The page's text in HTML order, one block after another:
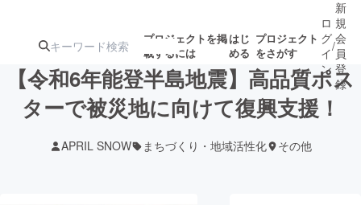
プロジェクトを掲
載するには
はじ
める
プロジェクト
をさがす
ターン
ジェクト
募集終了が近いプ
ロジェクト
もうすぐ公開
されます
ロ
グ
イ
ン
/
新
規
会
員
登
録
【令和6年能登半島地震】高品質ポス
ターで被災地に向けて復興支援！
APRIL SNOW まちづくり・地域活性化 その他